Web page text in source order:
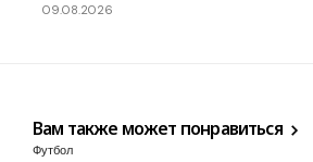
09.08.2026
Вам также может понравиться
Футбол